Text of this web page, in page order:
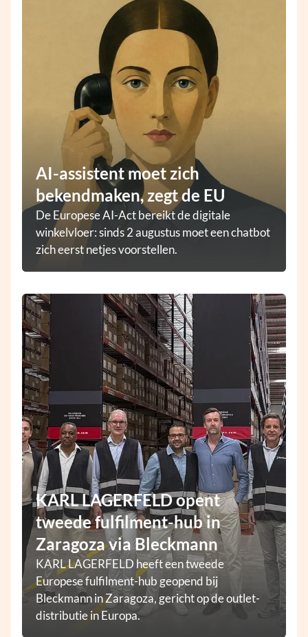
AI-assistent moet zich
bekendmaken, zegt de EU
De Europese AI-Act bereikt de digitale
winkelvloer: sinds 2 augustus moet een chatbot
zich eerst netjes voorstellen.
KARL LAGERFELD opent
tweede fulfilment-hub in
Zaragoza via Bleckmann
KARL LAGERFELD heeft een tweede
Europese fulfilment-hub geopend bij
Bleckmann in Zaragoza, gericht op de outlet-
distributie in Europa.